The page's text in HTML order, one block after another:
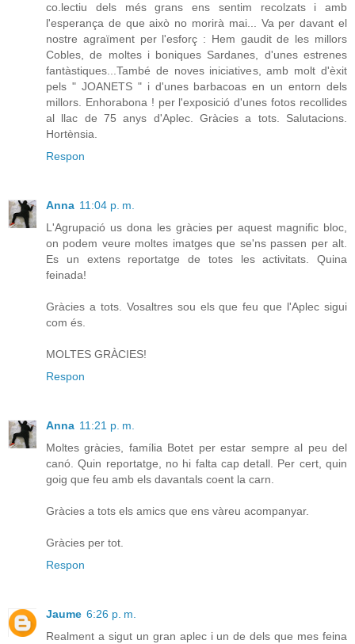
co.lectiu dels més grans ens sentim recolzats i amb
l'esperança de que això no morirà mai... Va per davant el
nostre agraïment per l'esforç : Hem gaudit de les millors
Cobles, de moltes i boniques Sardanes, d'unes estrenes
fantàstiques...També de noves iniciatives, amb molt d'èxit
pels " JOANETS " i d'unes barbacoas en un entorn dels
millors. Enhorabona ! per l'exposició d'unes fotos recollides
al llac de 75 anys d'Aplec. Gràcies a tots. Salutacions.
Hortènsia.
Respon
Anna 11:04 p. m.
L'Agrupació us dona les gràcies per aquest magnific bloc,
on podem veure moltes imatges que se'ns passen per alt.
Es un extens reportatge de totes les activitats. Quina
feinada!
Gràcies a tots. Vosaltres sou els que feu que l'Aplec sigui
com és.
MOLTES GRÀCIES!
Respon
Anna 11:21 p. m.
Moltes gràcies, família Botet per estar sempre al peu del
canó. Quin reportatge, no hi falta cap detall. Per cert, quin
goig que feu amb els davantals coent la carn.
Gràcies a tots els amics que ens vàreu acompanyar.
Gràcies per tot.
Respon
Jaume 6:26 p. m.
Realment a sigut un gran aplec i un de dels que mes feina